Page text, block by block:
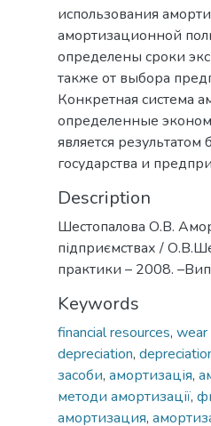
использования
амортизационной
определены сроки
также от выбора
Конкретная система
определенные
является
государства и
Description
Шестопалова О.В.
підприємствах /
практики – 2008.
Keywords
financial resources, wear
depreciation,
засоби, амортизація,
методи амортизації,
амортизация,